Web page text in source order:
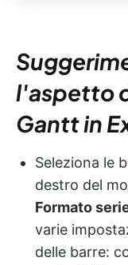
l'aspetto
Gantt in
Seleziona le
destro del
Formato
varie
delle barre: